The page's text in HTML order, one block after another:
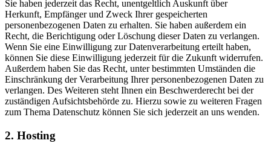
Sie haben jederzeit das Recht, unentgeltlich Auskunft über
Herkunft, Empfänger und Zweck Ihrer gespeicherten
personenbezogenen Daten zu erhalten. Sie haben außerdem ein
Recht, die Berichtigung oder Löschung dieser Daten zu verlangen.
Wenn Sie eine Einwilligung zur Datenverarbeitung erteilt haben,
können Sie diese Einwilligung jederzeit für die Zukunft widerrufen.
Außerdem haben Sie das Recht, unter bestimmten Umständen die
Einschränkung der Verarbeitung Ihrer personenbezogenen Daten zu
verlangen. Des Weiteren steht Ihnen ein Beschwerderecht bei der
zuständigen Aufsichtsbehörde zu. Hierzu sowie zu weiteren Fragen
zum Thema Datenschutz können Sie sich jederzeit an uns wenden.
2. Hosting